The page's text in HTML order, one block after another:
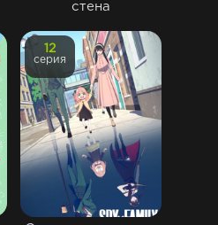
стена
12
серия